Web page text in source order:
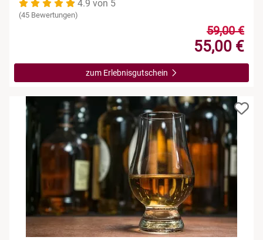
4.9 von 5
(45 Bewertungen)
59,00 €
55,00 €
zum Erlebnisgutschein